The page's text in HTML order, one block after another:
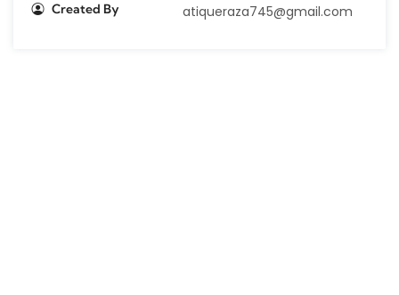
Created By atiqueraza745@gmail.com